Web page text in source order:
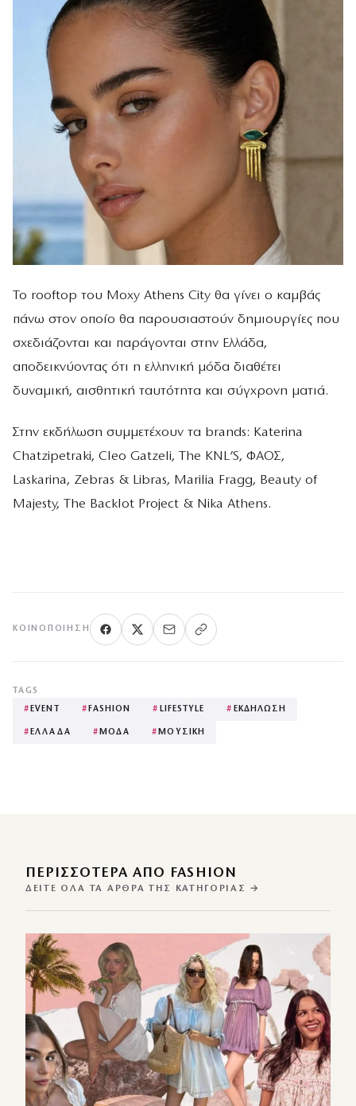
Το rooftop του Moxy Athens City θα γίνει ο καμβάς
πάνω στον οποίο θα παρουσιαστούν δημιουργίες που
σχεδιάζονται και παράγονται στην Ελλάδα,
αποδεικνύοντας ότι η ελληνική μόδα διαθέτει
δυναμική, αισθητική ταυτότητα και σύγχρονη ματιά.
Στην εκδήλωση συμμετέχουν τα brands: Katerina
Chatzipetraki, Cleo Gatzeli, The KNL’S, ΦΑΟΣ,
Laskarina, Zebras & Libras, Marilia Fragg, Beauty of
Majesty, The Backlot Project & Nika Athens.
ΚΟΙΝΟΠΟΊΗΣΗ
TAGS
# EVENT # FASHION # LIFESTYLE # ΕΚΔΗΛΩΣΗ
# ΕΛΛΑΔΑ # ΜΟΔΑ # ΜΟΥΣΙΚΗ
ΠΕΡΙΣΣΌΤΕΡΑ ΑΠΌ FASHION
ΔΕΊΤΕ ΌΛΑ ΤΑ ΆΡΘΡΑ ΤΗΣ ΚΑΤΗΓΟΡΊΑΣ →